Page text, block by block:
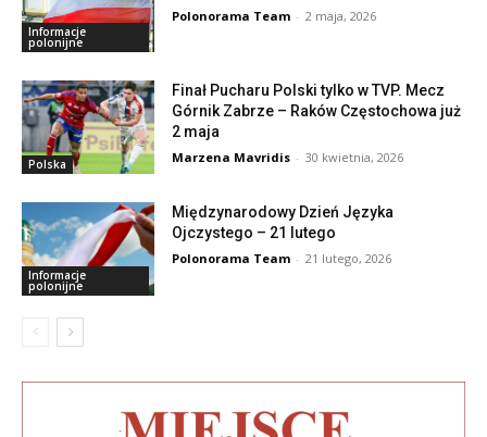
Informacje
polonijne
Polonorama Team - 2 maja, 2026
Polska
Finał Pucharu Polski tylko w TVP. Mecz
Górnik Zabrze – Raków Częstochowa już
2 maja
Marzena Mavridis - 30 kwietnia, 2026
Informacje
polonijne
Międzynarodowy Dzień Języka
Ojczystego – 21 lutego
Polonorama Team - 21 lutego, 2026